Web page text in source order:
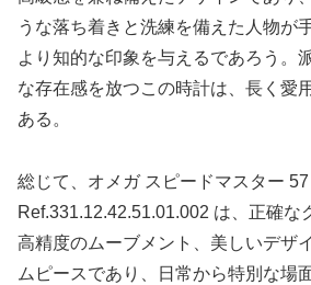
うな落ち着きと洗練を備えた人物が
より知的な印象を与えるであろう。
な存在感を放つこの時計は、長く愛
ある。
総じて、オメガ スピードマスター
Ref.331.12.42.51.01.002 は、正確な
高精度のムーブメント、美しいデザ
ムピースであり、日常から特別な場